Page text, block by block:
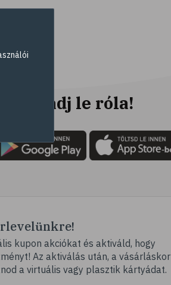
# szerecsendió
# gyógynövények
# magas vérnyomás
# kardiovaszkuláris
# illóolaj
# szaloncukor
# recept
maradj le róla!
kupon akciókat és aktiváld, hogy
Az aktiválás után, a vásárláskor
a virtuális vagy plasztik kártyádat.